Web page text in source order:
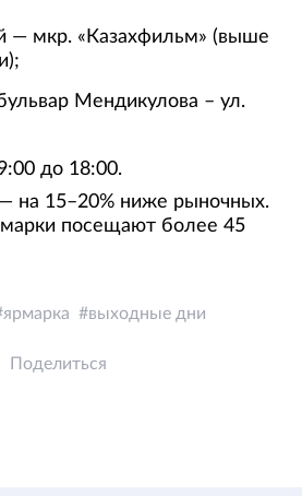
— мкр. «Казахфильм» (выше
Мендикулова – ул.
до 18:00.
на 15–20% ниже рыночных.
посещают более 45
ярмарка выходные дни
Поделиться